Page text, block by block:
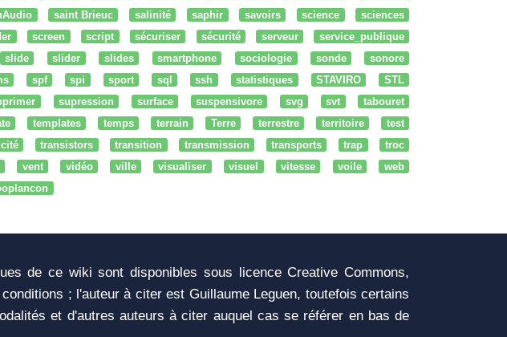
saint Brieuc salinité saphir savoirs science
sciences
screen script sécuriser sécurité serveur
service_publique
slide slider slides smartphone sociologie sonde
sonore
spf spi sport sql ssh statistiques STAVIRO
STL
supression surface suspensivore svg svt
tabouret
templates temps terrain Terre terrestre territoire
test
transistors transition transmission transports trap
troc
vent vidéo ville visualiser visuel vitesse voile
web
de ce wiki sont disponibles sous licence Creative Commons,
; l'auteur à citer est Guillaume Leguen, toutefois certains
et d'autres auteurs à citer auquel cas se référer en bas de